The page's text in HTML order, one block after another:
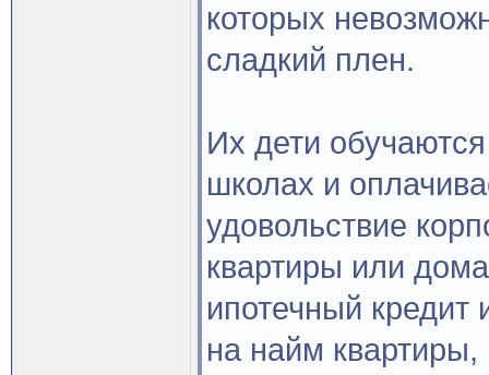
которых
сладкий плен.
Их дети
школах и
удовольствие
квартиры или
ипотечный кредит
на найм квартиры,